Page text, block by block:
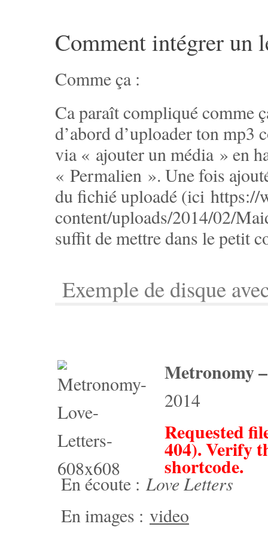
Comment intégrer
Comme ça :
Ca paraît compliqué comme
d’abord d’uploader ton mp3
via « ajouter un média » en
« Permalien ». Une fois
du fichié uploadé (ici https://
content/uploads/2014/02/
suffit de mettre dans le petit
Exemple de disque
Metronomy
2014
Requested
404). Verify
shortcode.
En écoute : Love Letters
En images : video